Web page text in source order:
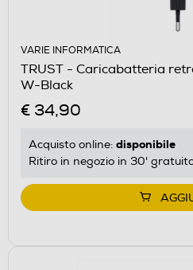
VARIE INFORMATICA
TRUST - Caricabatteria
W-Black
€ 34,90
Acquisto online: disponibile
Ritiro in negozio in 30'